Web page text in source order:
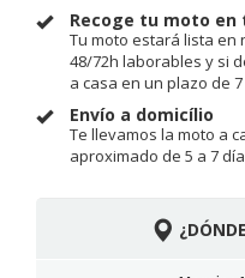
Recoge tu moto en
Tu moto estará lista en
48/72h laborables y si
a casa en un plazo de
Envío a domicílio
Te llevamos la moto a
aproximado de 5 a 7